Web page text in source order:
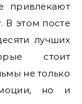
привлекают
В этом посте
лучших
стоит
не только
но и